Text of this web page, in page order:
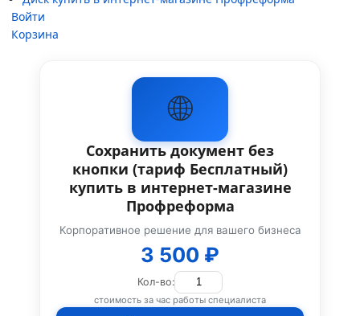
Войти
Корзина
🌐
Сохранить документ без
кнопки (тариф Бесплатный)
купить в интернет-магазине
Профреформа
Корпоративное решение для вашего бизнеса
3 500 ₽
Кол-во:
стоимость за час работы специалиста